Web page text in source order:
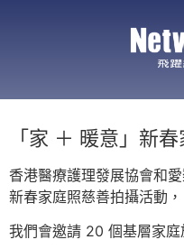
「家 ＋ 暖意」新
香港醫療護理發展協會和
新春家庭照慈善拍攝活動，
我們會邀請 20 個基層家庭